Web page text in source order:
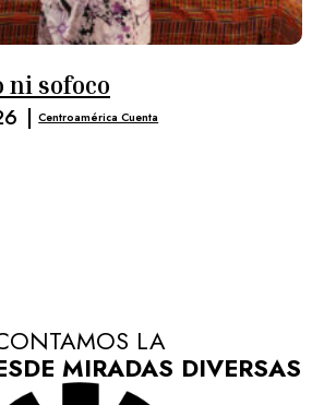
ni sofoco
| Centroamérica Cuenta
LA
MIRADAS DIVERSAS